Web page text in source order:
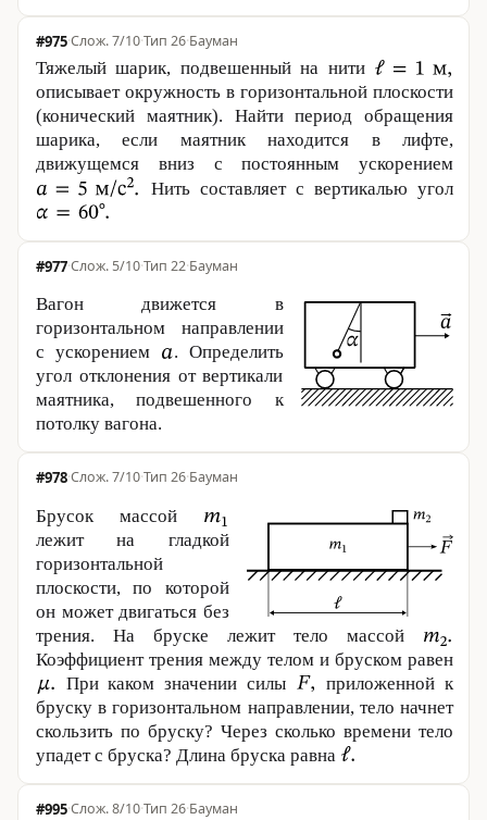
#975· 7/10·Тип 26·Бауман
Тяжелый шарик, подвешенный на нити
описывает окружность в горизонтальной плоскости
(конический маятник). Найти период обращения
шарика, если маятник находится в лифте,
движущемся вниз с постоянным ускорением
Нить составляет с вертикалью угол
#977· 5/10·Тип 22·Бауман
Вагон движется в
горизонтальном направлении
с ускор­е­ни­ем
. Опре­де­лить
угол отклонения от вертикали
маятника, подвешенного к
потолку вагона.
#978· 7/10·Тип 26·Бауман
Брусок массой
лежит на гладкой
горизонтальной
плоскости, по которой
он может двигаться без
трения. На бруске лежит тело массой
Коэффициент трения между телом и бруском равен
При каком значении силы
приложенной к
бруску в горизонтальном направлении, тело начнет
скользить по бруску? Через сколько времени тело
упадет с бруска? Длина бруска равна
#995· 8/10·Тип 26·Бауман